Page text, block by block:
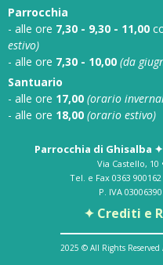
Parrocchia
- alle ore 7,30 - 9,30 - 11,00
estivo)
- alle ore 7,30 - 10,00 (da
Santuario
- alle ore 17,00 (orario
- alle ore 18,00 (orario estivo)
Parrocchia di Ghisalba
Via Castello, 10
Tel. e Fax 0363
P. IVA
✦ Crediti e
2025 © All Rights Reserved